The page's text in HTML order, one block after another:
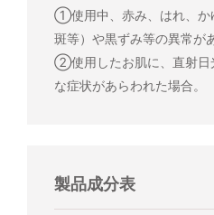
①使用中、赤み、はれ、か
斑等）や黒ずみ等の異常が
②使用したお肌に、直射日
な症状があらわれた場合。
製品成分表